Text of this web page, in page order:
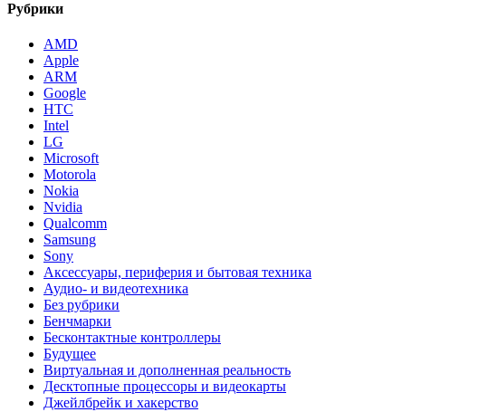
Рубрики
AMD
Apple
ARM
Google
HTC
Intel
LG
Microsoft
Motorola
Nokia
Nvidia
Qualcomm
Samsung
Sony
Аксессуары, периферия и бытовая техника
Аудио- и видеотехника
Без рубрики
Бенчмарки
Бесконтактные контроллеры
Будущее
Виртуальная и дополненная реальность
Десктопные процессоры и видеокарты
Джейлбрейк и хакерство